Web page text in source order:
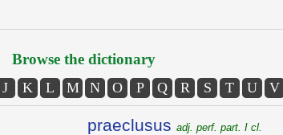
Browse the dictionary
J K L M N O P Q R S T U V
praeclusus adj. perf. part. I cl.